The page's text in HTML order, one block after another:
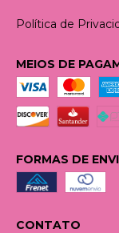
Política de
MEIOS DE
FORMAS DE
CONTATO